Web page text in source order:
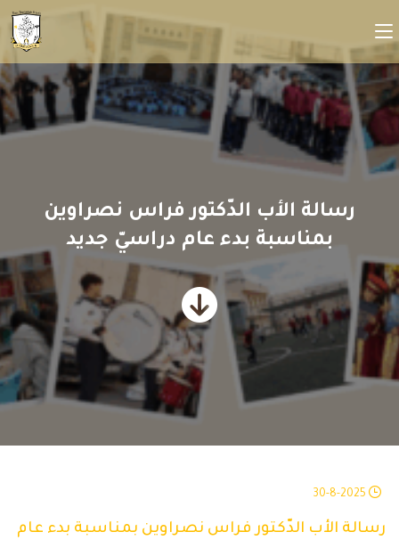
رسالة الأب الدّكتور فراس نصراوين
بمناسبة بدء عام دراسيّ جديد
رسالة الأب الدّكتور فراس نصراوين بمناسبة بدء عام